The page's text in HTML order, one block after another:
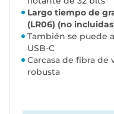
Largo tiempo de
(LR06) (no
También se puede
USB-C
Carcasa de fibra de
robusta